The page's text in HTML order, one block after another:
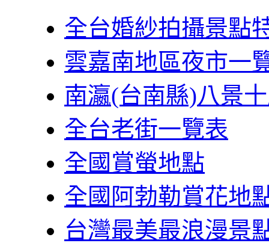
全台婚紗拍攝景點
雲嘉南地區夜市一
南瀛(台南縣)八景
全台老街一覽表
全國賞螢地點
全國阿勃勒賞花地
台灣最美最浪漫景